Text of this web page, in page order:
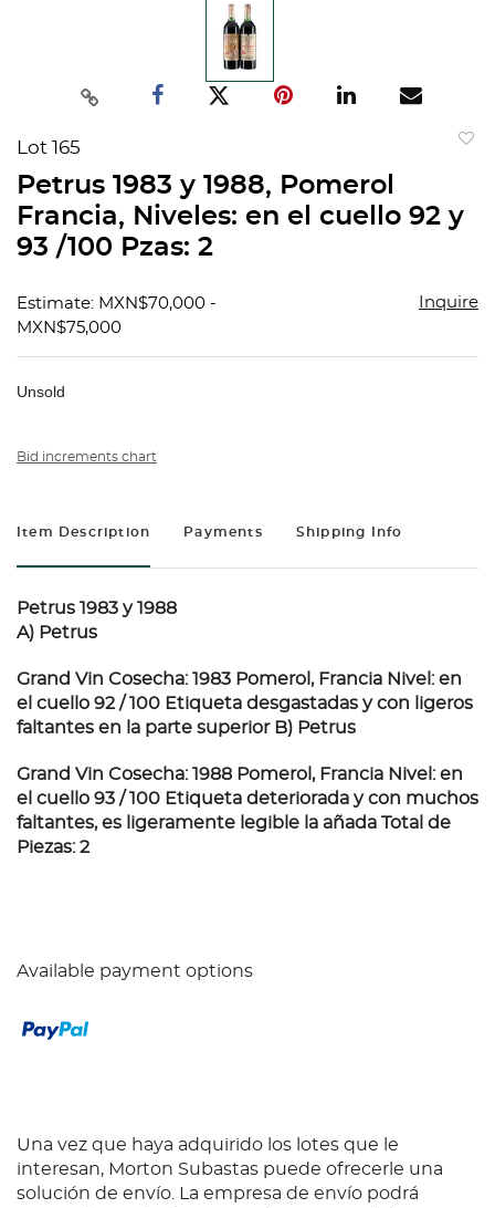
Lot 165
Petrus 1983 y 1988, Pomerol
Francia, Niveles: en el cuello 92 y
93 /100 Pzas: 2
Estimate: MXN$70,000 -
MXN$75,000
Inquire
Unsold
Bid increments chart
Item Description Payments Shipping Info
Petrus 1983 y 1988
A) Petrus
Grand Vin Cosecha: 1983 Pomerol, Francia Nivel: en
el cuello 92 / 100 Etiqueta desgastadas y con ligeros
faltantes en la parte superior B) Petrus
Grand Vin Cosecha: 1988 Pomerol, Francia Nivel: en
el cuello 93 / 100 Etiqueta deteriorada y con muchos
faltantes, es ligeramente legible la añada Total de
Piezas: 2
Available payment options
Una vez que haya adquirido los lotes que le
interesan, Morton Subastas puede ofrecerle una
solución de envío. La empresa de envío podrá